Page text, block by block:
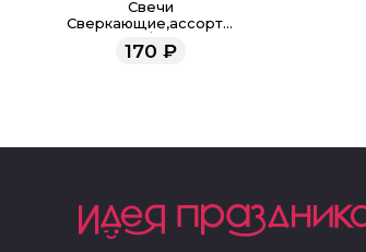
Свечи
Сверкающие,ассорти,
6см/12шт
170 ₽